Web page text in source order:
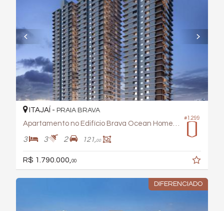
#1.299
ITAJAÍ - PRAIA BRAVA
Apartamento no Edifício Brava Ocean Home Club
3 3 2 121,00
R$ 1.790.000, 00
DIFERENCIADO